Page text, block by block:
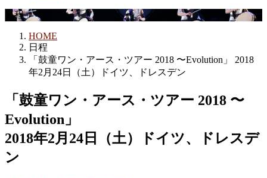
日程
HOME
日程
「鼓童ワン・アース・ツアー 2018 〜Evolution」 2018
年2月24日（土）ドイツ、ドレスデン
「鼓童ワン・アース・ツアー 2018 〜
Evolution」
2018年2月24日（土）ドイツ、ドレスデ
ン